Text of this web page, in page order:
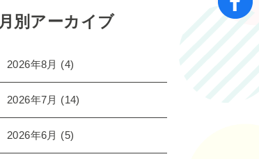
月別アーカイブ
2026年8月 (4)
2026年7月 (14)
2026年6月 (5)